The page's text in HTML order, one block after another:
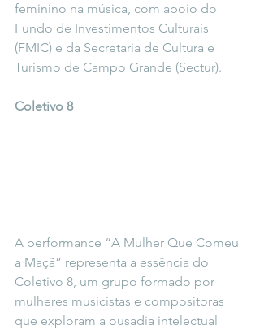
feminino na música, com apoio do
Fundo de Investimentos Culturais
(FMIC) e da Secretaria de Cultura e
Turismo de Campo Grande (Sectur).
Coletivo 8
A performance “A Mulher Que Comeu
a Maçã” representa a essência do
Coletivo 8, um grupo formado por
mulheres musicistas e compositoras
que exploram a ousadia intelectual